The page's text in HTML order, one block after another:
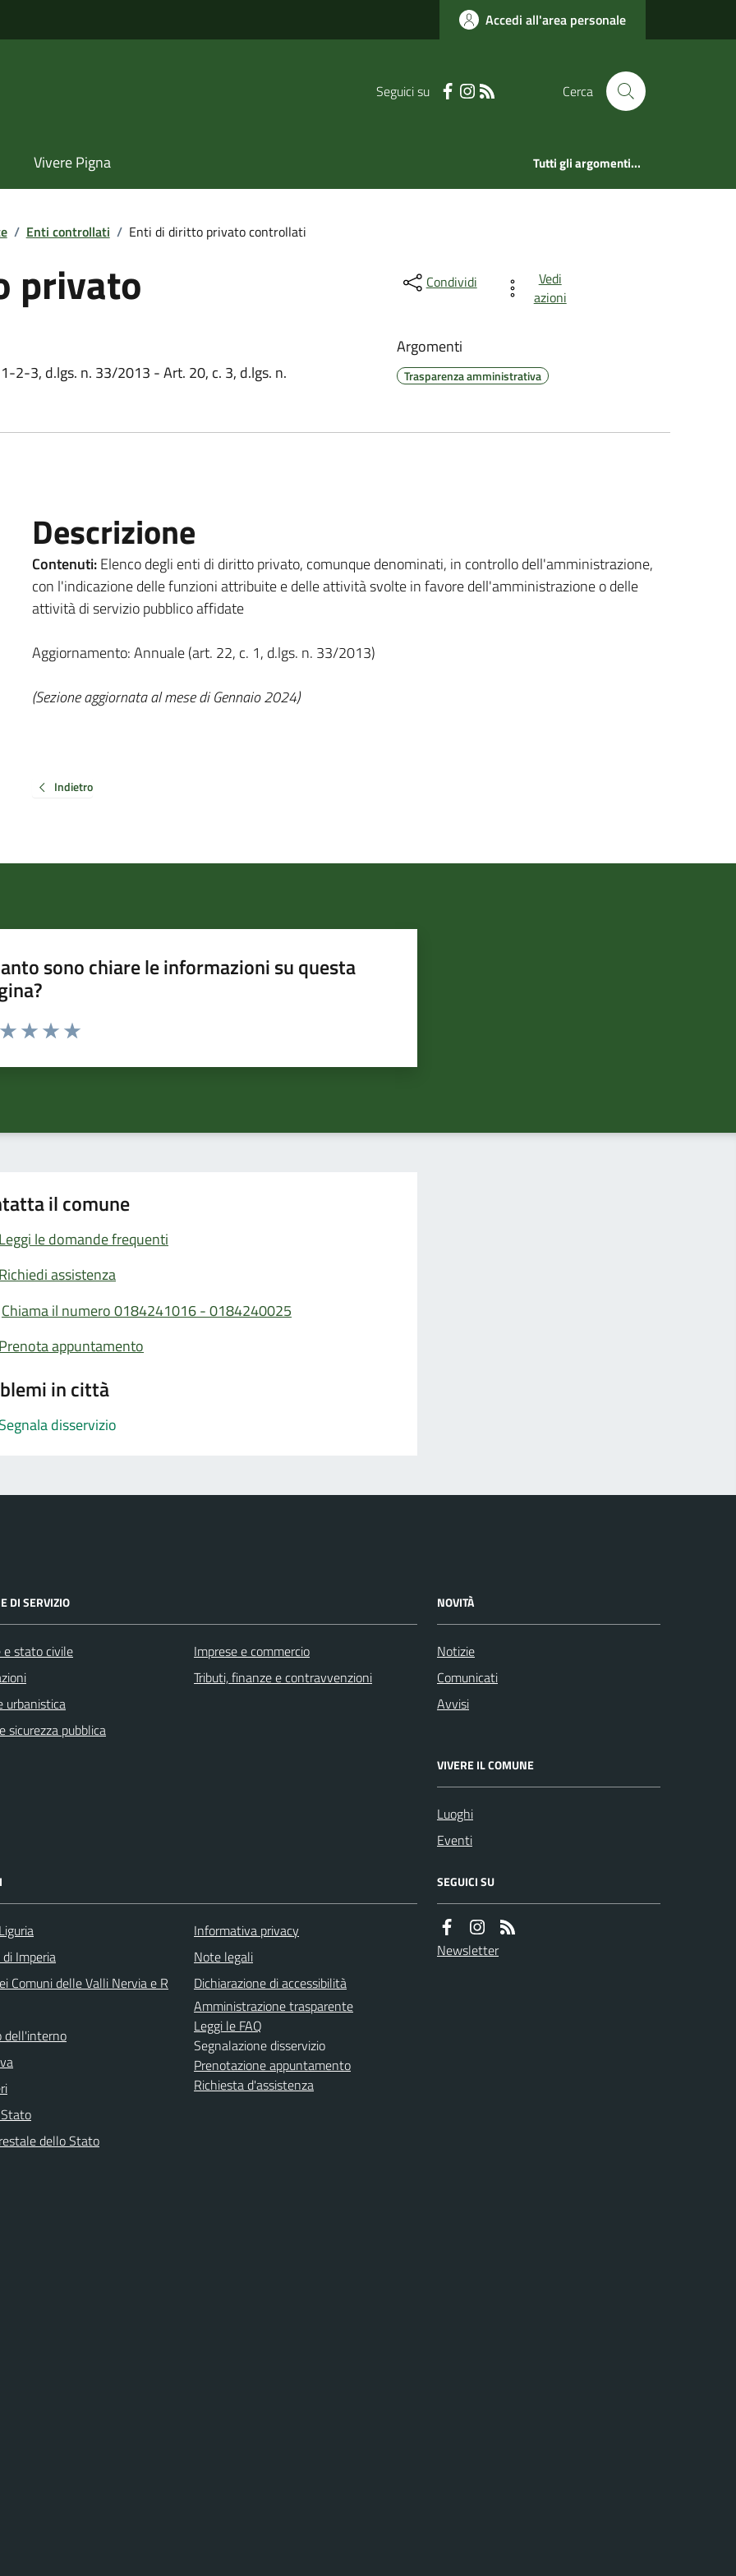
Accedi all'area personale
Seguici su Cerca
Vivere Pigna Tutti gli argomenti...
/ Enti controllati / Enti di diritto privato controllati
privato
2-3, d.lgs. n. 33/2013 - Art. 20, c. 3, d.lgs. n.
Condividi
Vedi
azioni
Argomenti
Trasparenza amministrativa
Descrizione
Contenuti:Elenco degli enti di diritto privato, comunque denominati, in controllo dell'amministrazione,
con l'indicazione delle funzioni attribuite e delle attività svolte in favore dell'amministrazione o delle
attività di servizio pubblico affidate
Aggiornamento: Annuale (art. 22, c. 1, d.lgs. n. 33/2013)
(Sezione aggiornata al mese di Gennaio 2024)
Indietro
sono chiare le informazioni su questa
da 1 a 5 stelle la pagina
il comune
Leggi le domande frequenti
Richiedi assistenza
Chiama il numero 0184241016 - 0184240025
Prenota appuntamento
in città
Segnala disservizio
DI SERVIZIO
e stato civile
urbanistica
sicurezza pubblica
Imprese e commercio
Tributi, finanze e contravvenzioni
NOVITÀ
Notizie
Comunicati
Avvisi
VIVERE IL COMUNE
Luoghi
Eventi
Imperia
Comuni delle Valli Nervia e R
dell'interno
dello Stato
Informativa privacy
Note legali
Dichiarazione di accessibilità
Amministrazione trasparente
Leggi le FAQ
Segnalazione disservizio
Prenotazione appuntamento
Richiesta d'assistenza
SEGUICI SU
Newsletter